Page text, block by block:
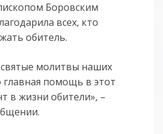
Боровским
всех, кто
обитель.
молитвы наших
помощь в этот
в жизни обители», –